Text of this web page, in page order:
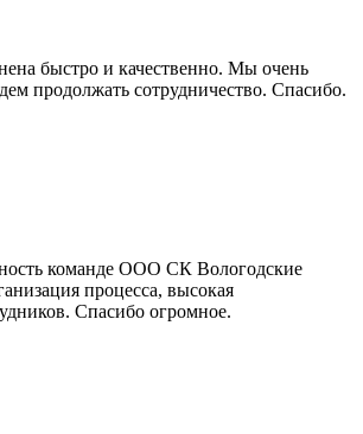
быстро и качественно. Мы очень
продолжать сотрудничество. Спасибо.
команде ООО СК Вологодские
процесса, высокая
Спасибо огромное.